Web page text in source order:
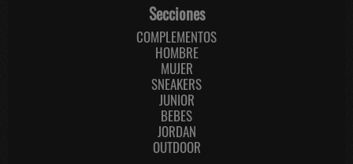
Secciones
COMPLEMENTOS
HOMBRE
MUJER
SNEAKERS
JUNIOR
BEBES
JORDAN
OUTDOOR